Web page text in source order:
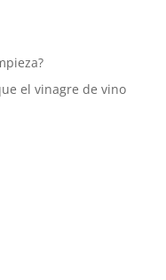
el vinagre de vino